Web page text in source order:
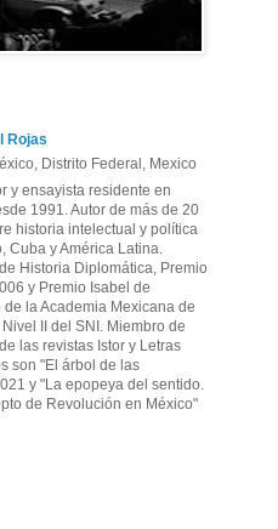
Rojas
Distrito Federal, Mexico
y ensayista residente en
1991. Autor de más de 20
historia intelectual y política
Cuba y América Latina.
Historia Diplomática, Premio
y Premio Isabel de
la Academia Mexicana de
II del SNI. Miembro de
las revistas Istor y Letras
son "El árbol de las
y "La epopeya del sentido.
de Revolución en México"